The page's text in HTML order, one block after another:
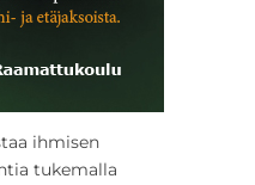
ihmisen
tukemalla